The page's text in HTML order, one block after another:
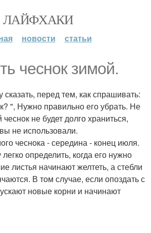
ЛАЙФХАКИ
новости статьи
чеснок зимой.
сказать, перед тем, как спрашивать:
", Нужно правильно его убрать. Не
не будет долго храниться,
не использовали.
чеснока - середина - конец июля.
определить, когда его нужно
листья начинают желтеть, а стебли
В том случае, если опоздать с
новые корни и начинают